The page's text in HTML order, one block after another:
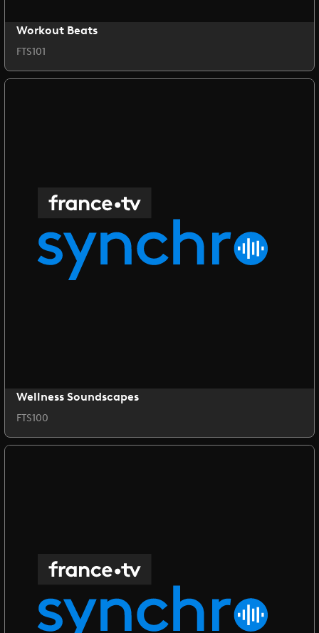
Workout Beats
FTS101
Wellness Soundscapes
FTS100